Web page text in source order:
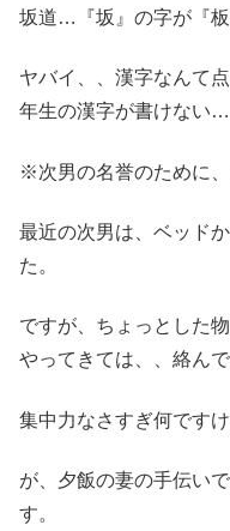
坂道…『坂』の字が『板
ヤバイ、、漢字なんて
年生の漢字が書けない…
※次男の名誉のために、
最近の次男は、ベッド
た。
ですが、ちょっとした
やってきては、、絡んで
集中力なさすぎ何ですけ
が、夕飯の妻の手伝い
す。